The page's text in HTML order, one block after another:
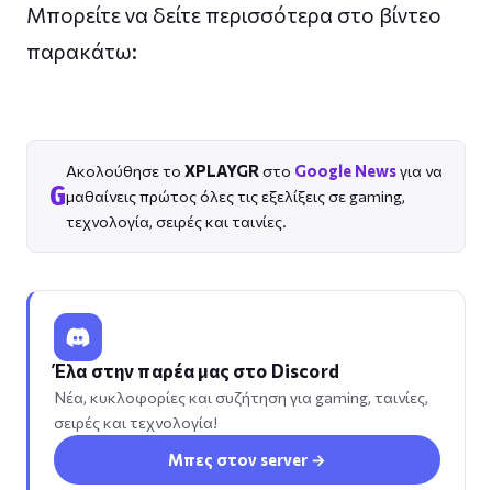
Μπορείτε να δείτε περισσότερα στο βίντεο
παρακάτω:
G
Ακολούθησε το XPLAYGR στο Google Newsγια να
μαθαίνεις πρώτος όλες τις εξελίξεις σε gaming,
τεχνολογία, σειρές και ταινίες.
Έλα στην παρέα μας στο Discord
Νέα, κυκλοφορίες και συζήτηση για gaming, ταινίες,
σειρές και τεχνολογία!
Μπες στον server →